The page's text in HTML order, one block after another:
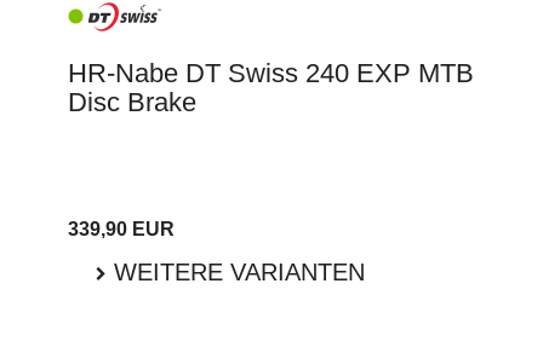
HR-Nabe DT Swiss 240 EXP MTB
Disc Brake
339,90 EUR
WEITERE VARIANTEN